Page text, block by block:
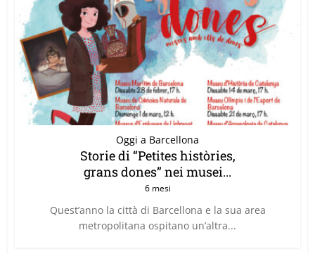
Oggi a Barcellona
Storie di “Petites històries,
grans dones” nei musei...
6 mesi
Quest’anno la città di Barcellona e la sua area
metropolitana ospitano un’altra...